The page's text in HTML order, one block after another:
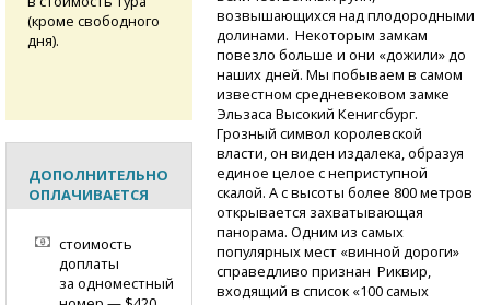
возвышающихся над плодородными
долинами. Некоторым замкам
повезло больше и они «дожили» до
наших дней. Мы побываем в самом
известном средневековом замке
Эльзаса Высокий Кенигсбург.
Грозный символ королевской
власти, он виден издалека, образуя
единое целое с неприступной
скалой. А с высоты более 800 метров
открывается захватывающая
панорама. Одним из самых
популярных мест «винной дороги»
справедливо признан Риквир,
входящий в список «100 самых
(кроме свободного
дня).
ДОПОЛНИТЕЛЬНО
ОПЛАЧИВАЕТСЯ
стоимость
доплаты
за одноместный